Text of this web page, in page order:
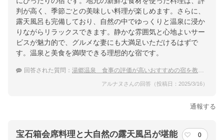
分/美作ICより8分/津山より30分。湯神社まで1分
提供：楽天トラベル
楽天トラベルで
ホテル詳細を詳しく見る
判が高く、季節ごとの美味しい料理が楽しめます。さらに、
露天風呂も完備しており、自然の中でゆっくりと温泉に浸か
りながらリラックスできます。静かな雰囲気と心地よいサー
ビスが魅力的で、グルメな妻にも大満足いただけるはずで
す。温泉と美食を満喫できる理想的な宿です。
回答された質問： 湯郷温泉 食事の評価が高いおすすめの宿を教えて
アルナヌさんの回答（投稿日：2025/3/16）
通報する
宝石箱会席料理と大自然の露天風呂が堪能
0